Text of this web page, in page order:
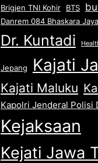
Brigjen TNI Kohir BTS
Danrem 084 Bhaskara Jaya
Dr. Kuntadi
Jepang Kajati
Kajati Maluku
Kapolri Jenderal Polisi
Kejaksaan
Kejati Jawa